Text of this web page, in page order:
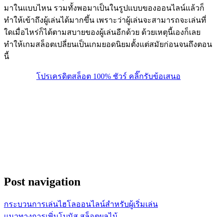
มาในแบบไหน รวมทั้งพอมาเป็นในรูปแบบของออนไลน์แล้วก็
ทำให้เข้าถึงผู้เล่นได้มากขึ้น เพราะว่าผู้เล่นจะสามารถจะเล่นที่
ใดเมื่อไหร่ก็ได้ตามสบายของผู้เล่นอีกด้วย ด้วยเหตุนี้เองก็เลย
ทำให้เกมสล็อตเปลี่ยนเป็นเกมยอดนิยมตั้งแต่สมัยก่อนจนถึงตอน
นี้
โปรเครดิตสล็อต 100% ชัวร์ คลิ๊กรับข้อเสนอ
Post navigation
กระบวนการเล่นไฮโลออนไลน์สำหรับผู้เริ่มเล่น